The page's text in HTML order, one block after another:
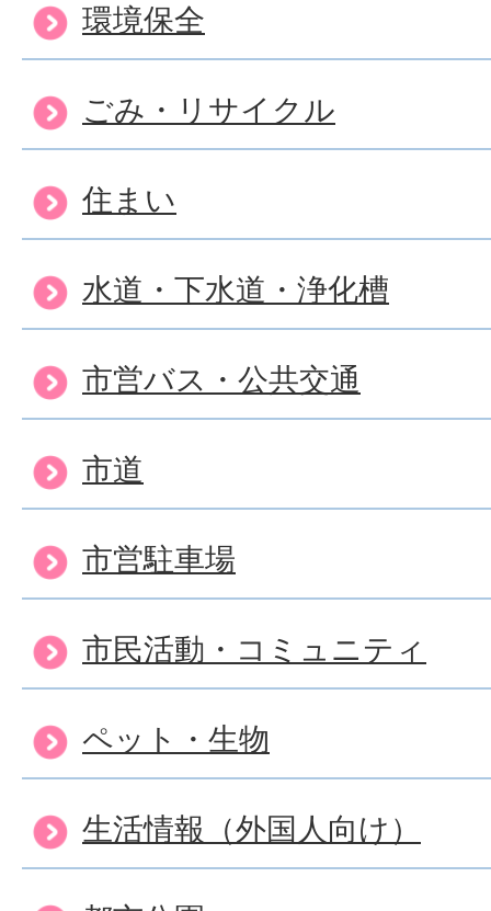
環境保全
ごみ・リサイクル
住まい
水道・下水道・浄化槽
市営バス・公共交通
市道
市営駐車場
市民活動・コミュニティ
ペット・生物
生活情報（外国人向け）